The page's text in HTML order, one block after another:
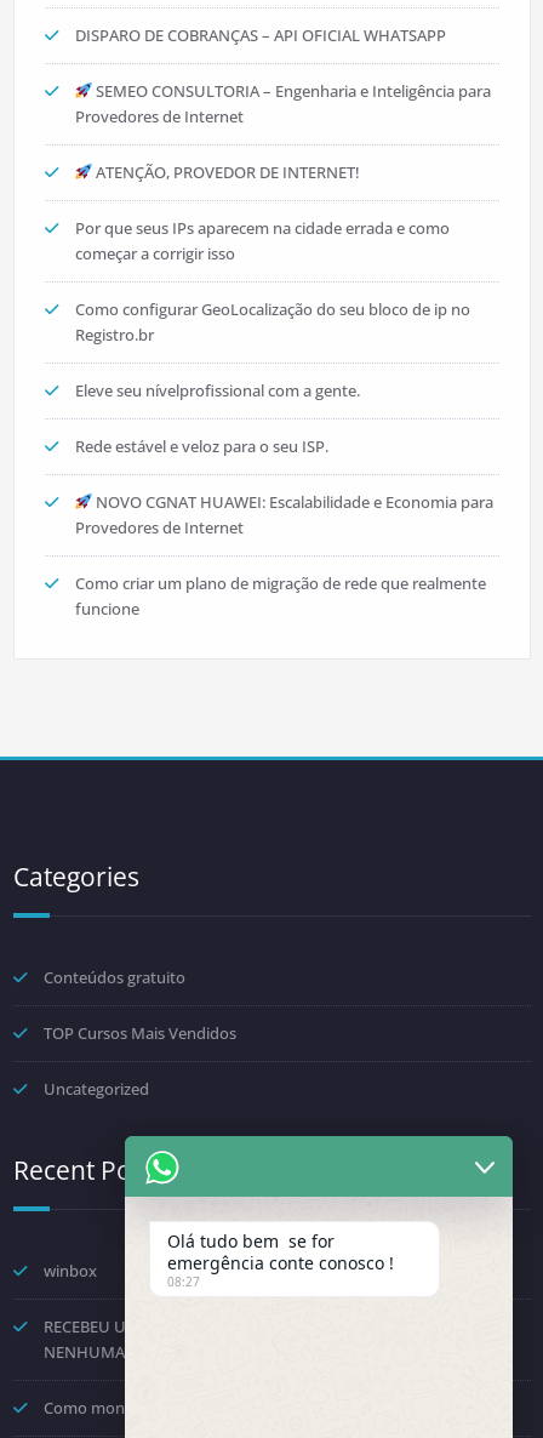
DISPARO DE COBRANÇAS – API OFICIAL WHATSAPP
SEMEO CONSULTORIA – Engenharia e Inteligência para
Provedores de Internet
ATENÇÃO, PROVEDOR DE INTERNET!
Por que seus IPs aparecem na cidade errada e como
começar a corrigir isso
Como configurar GeoLocalização do seu bloco de ip no
Registro.br
Eleve seu nívelprofissional com a gente.
Rede estável e veloz para o seu ISP.
NOVO CGNAT HUAWEI: Escalabilidade e Economia para
Provedores de Internet
Como criar um plano de migração de rede que realmente
funcione
Categories
Conteúdos gratuito
TOP Cursos Mais Vendidos
Uncategorized
Recent Posts
winbox
RECEBEU UMA NOTIFICAÇÃO DA FENINFRA? NÃO TOME
NENHUMA DECISÃO POR PRESSÃO.
Como montar um provedor com a Starlink? Passo a passo!
Olá tudo bem se for
emergência conte conosco !
08:27